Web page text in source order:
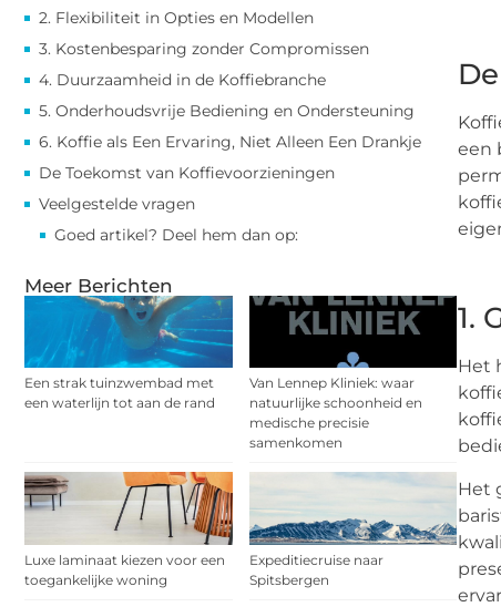
2. Flexibiliteit in Opties en Modellen
3. Kostenbesparing zonder Compromissen
4. Duurzaamheid in de Koffiebranche
5. Onderhoudsvrije Bediening en Ondersteuning
6. Koffie als Een Ervaring, Niet Alleen Een Drankje
De Toekomst van Koffievoorzieningen
Veelgestelde vragen
Goed artikel? Deel hem dan op:
Meer Berichten
Een strak tuinzwembad met
een waterlijn tot aan de rand
Van Lennep Kliniek: waar
natuurlijke schoonheid en
medische precisie
samenkomen
Luxe laminaat kiezen voor een
toegankelijke woning
Expeditiecruise naar
Spitsbergen
een
1.
Het
Het